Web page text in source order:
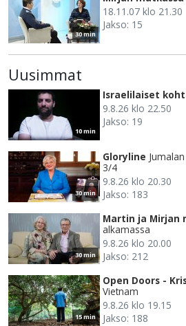
30 min
18.11.07 klo 21.30
Jakso: 15
Uusimmat
10 min
Israelilaiset
9.8.26 klo 22.50
Jakso: 19
30 min
Gloryline
3/4
9.8.26 klo 20.30
Jakso: 183
30 min
Martin ja Mirjan
alkamassa
9.8.26 klo 20.00
Jakso: 212
15 min
Open Doors -
Vietnam
9.8.26 klo 19.15
Jakso: 188